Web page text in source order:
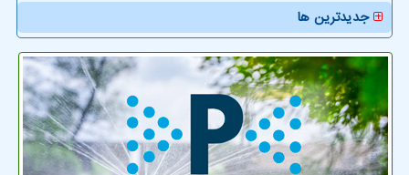
جدیدترین ها